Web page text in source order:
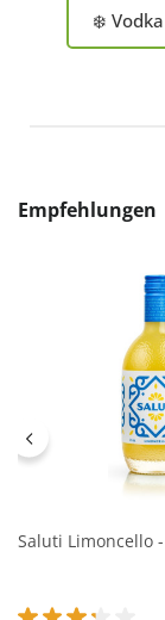
❄️ Vodka
Produktgalerie
Empfehlungen
Saluti Limoncello